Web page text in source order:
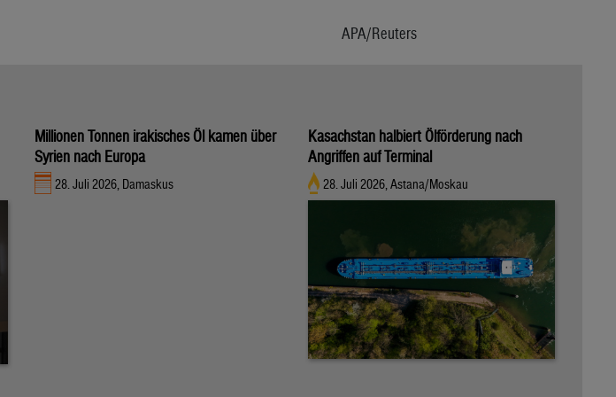
APA/Reuters
Millionen Tonnen irakisches Öl kamen über
Syrien nach Europa
28. Juli 2026, Damaskus
Kasachstan halbiert Ölförderung nach
Angriffen auf Terminal
28. Juli 2026, Astana/Moskau